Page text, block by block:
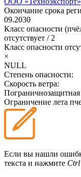
Окончание срока
09.2030
Класс опасности
отсутствует /2
Класс опасности
×
NULL
Степень опасности:
Скорость ветра:
Пограничнозащитная
Ограничение лета
Если вы нашли
текста и нажмите